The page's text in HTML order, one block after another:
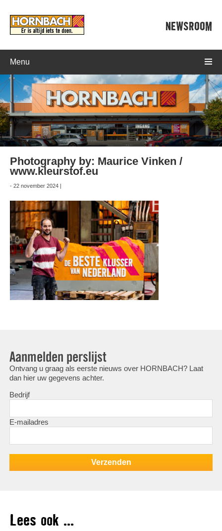
NEWSROOM
Menu
Photography by: Maurice Vinken /
www.kleurstof.eu
- 22 november 2024 |
Aanmelden perslijst
Ontvang u graag als eerste nieuws over HORNBACH? Laat
dan hier uw gegevens achter.
Bedrijf
E-mailadres
Lees ook ...